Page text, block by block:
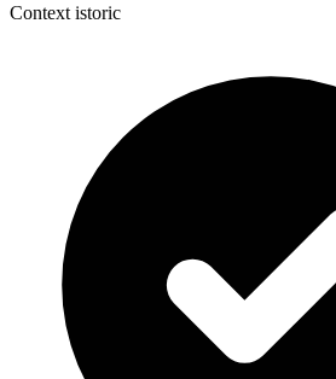
Context istoric